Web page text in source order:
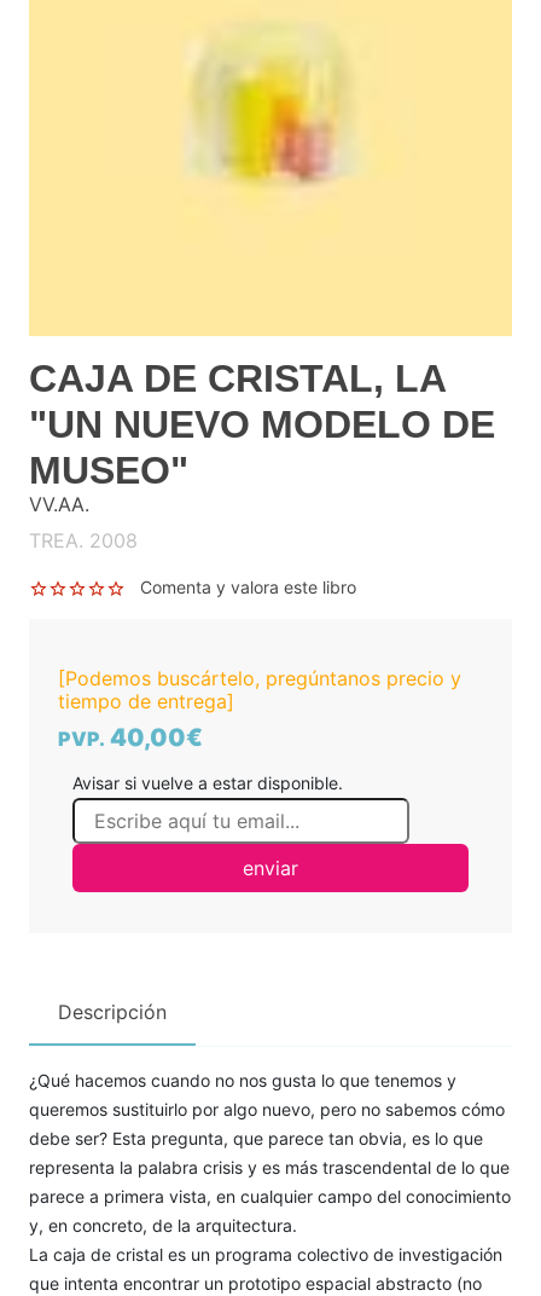
CAJA DE CRISTAL, LA
"UN NUEVO MODELO DE
MUSEO"
VV.AA.
TREA. 2008
Comenta y valora este libro
[Podemos buscártelo, pregúntanos precio y
tiempo de entrega]
PVP. 40,00€
Avisar si vuelve a estar disponible.
enviar
Descripción
¿Qué hacemos cuando no nos gusta lo que tenemos y
queremos sustituirlo por algo nuevo, pero no sabemos cómo
debe ser? Esta pregunta, que parece tan obvia, es lo que
representa la palabra crisis y es más trascendental de lo que
parece a primera vista, en cualquier campo del conocimiento
y, en concreto, de la arquitectura.
La caja de cristal es un programa colectivo de investigación
que intenta encontrar un prototipo espacial abstracto (no